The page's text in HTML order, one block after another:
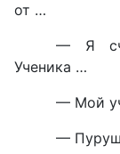
от …
— Я
Ученика …
— Мой
—